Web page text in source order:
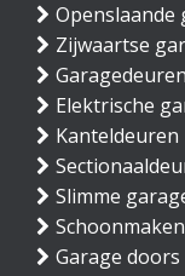
Openslaande
Zijwaartse
Elektrische
Kanteldeuren
Slimme
Garage doors